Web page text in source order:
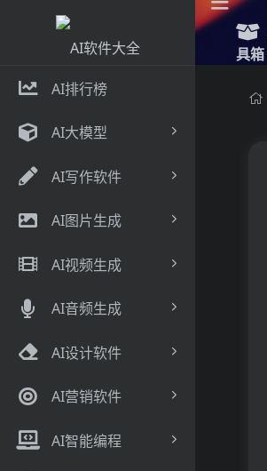
AI排行榜
AI大模型
AI写作软件
AI图片生成
AI视频生成
AI音频生成
AI设计软件
AI营销软件
AI智能编程
具箱